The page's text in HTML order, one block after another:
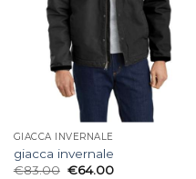
GIACCA INVERNALE
giacca invernale
€83.00 €64.00